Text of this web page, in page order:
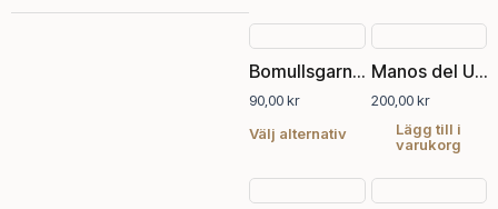
De
olika
alternativen
kan
De
Bomullsgarn Julia Stripe
90,00kr
Välj alternativ
produkten
flera
varianter.
De
olika
Manos del Uruguay Maxima Concord
200,00kr
Lägg till i
varukorg